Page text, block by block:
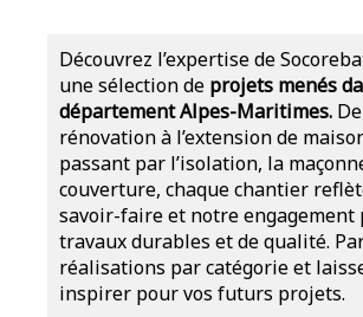
Découvrez l’expertise de
une sélection de projets menés
département Alpes-Maritimes.
rénovation à l’extension de
passant par l’isolation, la
couverture, chaque chantier
savoir-faire et notre engagement
travaux durables et de qualité.
réalisations par catégorie et
inspirer pour vos futurs projets.